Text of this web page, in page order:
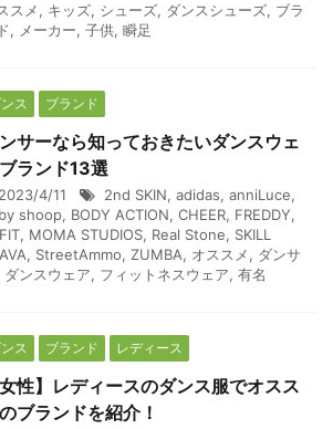
スメ, キッズ, シューズ, ダンスシューズ, ブラ
, メーカー, 子供, 瞬足
ス ブランド
サーなら知っておきたいダンスウェ
ランド13選
2023/4/11 2nd SKIN, adidas, anniLuce,
shoop, BODY ACTION, CHEER, FREDDY,
, MOMA STUDIOS, Real Stone, SKILL
, StreetAmmo, ZUMBA, オススメ, ダンサ
ダンスウェア, フィットネスウェア, 有名
ス ブランド レディース
女性】レディースのダンス服でオスス
ブランドを紹介！